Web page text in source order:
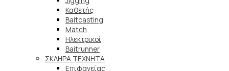
Καθετής
Baitcasting
Match
Ηλεκτρικοί
Baitrunner
ΣΚΛΗΡΑ ΤΕΧΝΗΤΑ
Επιφανείας